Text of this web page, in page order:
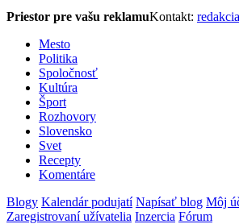
Priestor pre vašu reklamuKontakt:
Mesto
Politika
Spoločnosť
Kultúra
Šport
Rozhovory
Slovensko
Svet
Recepty
Komentáre
Blogy Kalendár podujatí Napísať blog Môj
Zaregistrovaní užívatelia Inzercia Fórum